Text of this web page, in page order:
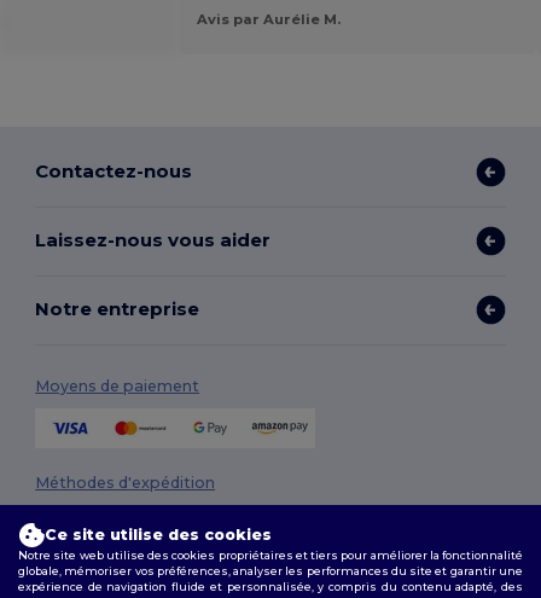
Avis par Aurélie M.
Contactez-nous
Laissez-nous vous aider
Notre entreprise
Moyens de paiement
Méthodes d'expédition
Ce site utilise des cookies
Notre site web utilise des cookies propriétaires et tiers pour améliorer la fonctionnalité
globale, mémoriser vos préférences, analyser les performances du site et garantir une
expérience de navigation fluide et personnalisée, y compris du contenu adapté, des